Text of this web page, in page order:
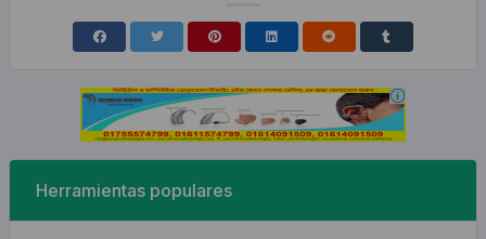
Herramientas populares